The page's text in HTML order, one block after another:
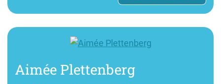
Aimée Plettenberg